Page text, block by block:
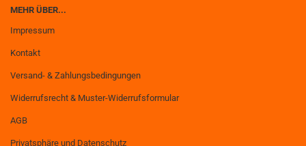
MEHR ÜBER...
Impressum
Kontakt
Versand- & Zahlungsbedingungen
Widerrufsrecht & Muster-Widerrufsformular
AGB
Privatsphäre und Datenschutz